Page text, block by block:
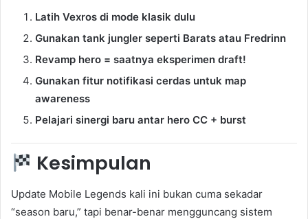
Latih Vexros di mode klasik dulu
Gunakan tank jungler seperti Barats atau Fredrinn
Revamp hero = saatnya eksperimen draft!
Gunakan fitur notifikasi cerdas untuk map
awareness
Pelajari sinergi baru antar hero CC + burst
Kesimpulan
Update Mobile Legends kali ini bukan cuma sekadar
“season baru,” tapi benar-benar mengguncang sistem